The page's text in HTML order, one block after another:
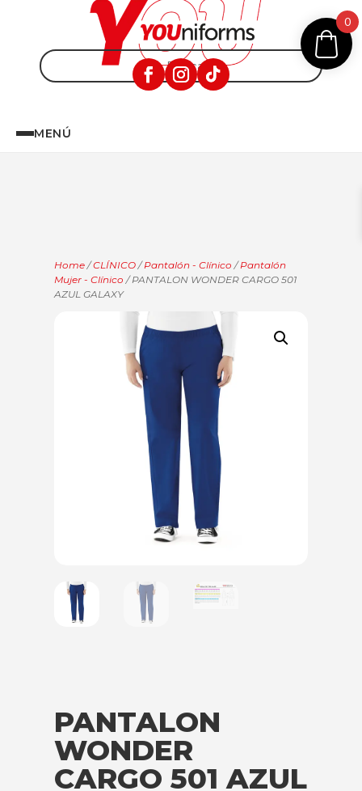
MENÚ
Home /CLÍNICO /Pantalón - Clínico /Pantalón
Mujer - Clínico / PANTALON WONDER CARGO 501
AZUL GALAXY
PANTALON
WONDER
CARGO 501 AZUL
0